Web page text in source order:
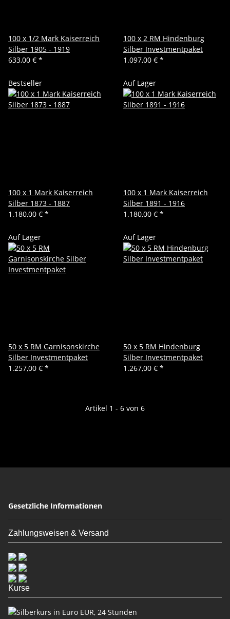
100 x 1/2 Mark Kaiserreich
Silber 1905 - 1919
633,00 € *
100 x 2 RM Hindenburg
Silber Investmentpaket
1.097,00 € *
Bestseller
100 x 1 Mark Kaiserreich
Silber 1873 - 1887
1.180,00 € *
Auf Lager
100 x 1 Mark Kaiserreich
Silber 1891 - 1916
1.180,00 € *
Auf Lager
50 x 5 RM Garnisonskirche
Silber Investmentpaket
1.257,00 € *
Auf Lager
50 x 5 RM Hindenburg
Silber Investmentpaket
1.267,00 € *
Artikel 1 - 6 von 6
Gesetzliche Informationen
Zahlungsweisen & Versand
Kurse